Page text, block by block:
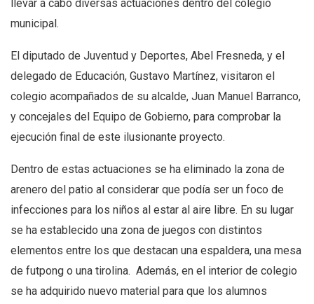
llevar a cabo diversas actuaciones dentro del colegio
municipal.
El diputado de Juventud y Deportes, Abel Fresneda, y el
delegado de Educación, Gustavo Martínez, visitaron el
colegio acompañados de su alcalde, Juan Manuel Barranco,
y concejales del Equipo de Gobierno, para comprobar la
ejecución final de este ilusionante proyecto.
Dentro de estas actuaciones se ha eliminado la zona de
arenero del patio al considerar que podía ser un foco de
infecciones para los niños al estar al aire libre. En su lugar
se ha establecido una zona de juegos con distintos
elementos entre los que destacan una espaldera, una mesa
de futpong o una tirolina. Además, en el interior de colegio
se ha adquirido nuevo material para que los alumnos